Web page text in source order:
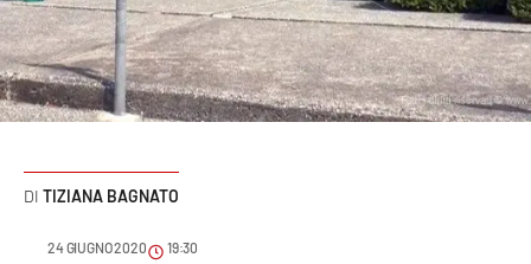
Sanità
Sport
Cultura
Podcast
Meteo
TIZIANA BAGNATO
24 GIUGNO 2020 19:30